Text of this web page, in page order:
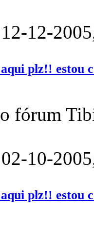
12-12-
plz!! estou
fórum
02-10-
plz!! estou